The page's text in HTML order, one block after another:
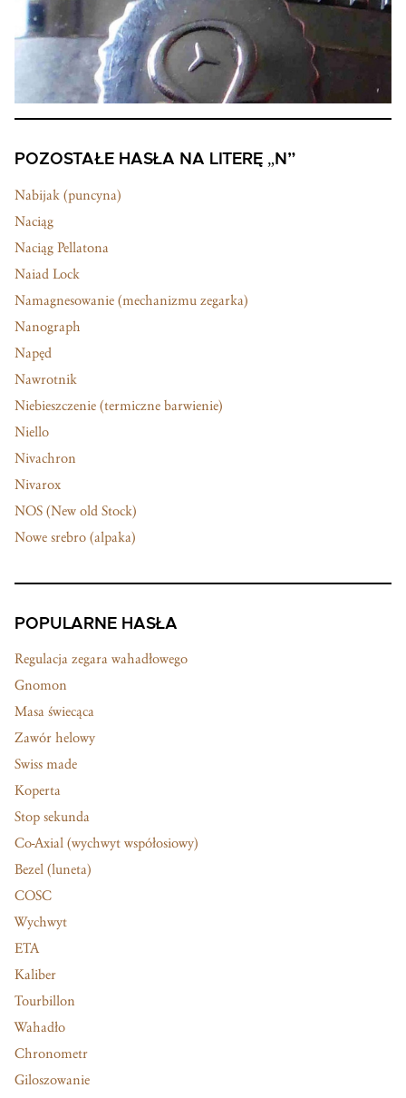
POZOSTAŁE HASŁA NA LITERĘ „N”
Nabijak (puncyna)
Naciąg
Naciąg Pellatona
Naiad Lock
Namagnesowanie (mechanizmu zegarka)
Nanograph
Napęd
Nawrotnik
Niebieszczenie (termiczne barwienie)
Niello
Nivachron
Nivarox
NOS (New old Stock)
Nowe srebro (alpaka)
POPULARNE HASŁA
Regulacja zegara wahadłowego
Gnomon
Masa świecąca
Zawór helowy
Swiss made
Koperta
Stop sekunda
Co-Axial (wychwyt współosiowy)
Bezel (luneta)
COSC
Wychwyt
ETA
Kaliber
Tourbillon
Wahadło
Chronometr
Giloszowanie